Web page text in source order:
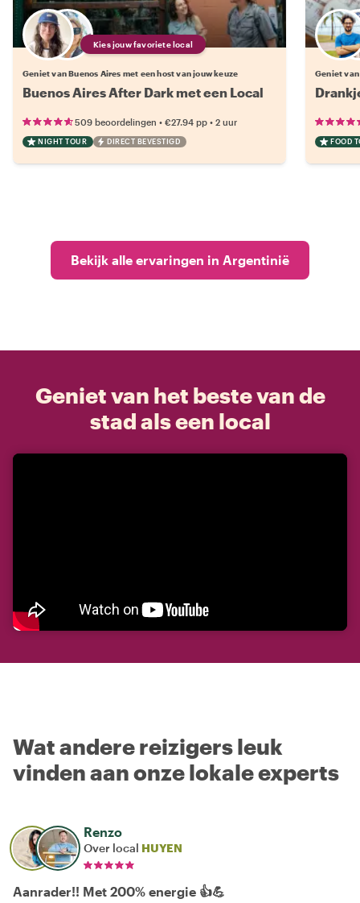
Kies jouw favoriete local
Geniet van Buenos Aires met een host van jouw keuze
Buenos Aires After Dark met een Local
509 beoordelingen • €27.94 pp • 2 uur
NIGHT TOUR DIRECT BEVESTIGD
Geniet
FOOD
Bekijk alle ervaringen in Argentinië
Geniet van het beste van de
stad als een local
Wat andere reizigers leuk
vinden aan onze lokale experts
Renzo
Over local HUYEN
Aanrader!! Met 200% energie 👍💪